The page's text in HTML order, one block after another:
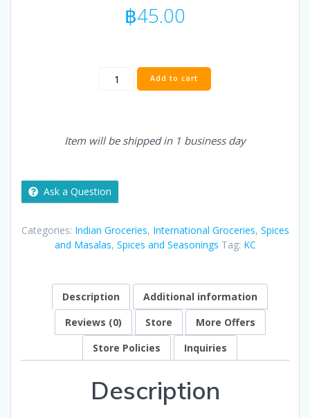
฿45.00
KC
CUMIN
POWDER
100g
Add to cart
Item will be shipped in 1 business day
Ask a Question
Categories: Indian Groceries, International Groceries, Spices
and Masalas, Spices and Seasonings Tag: KC
Description
Additional information
Reviews (0)
Store
More Offers
Store Policies
Inquiries
Description